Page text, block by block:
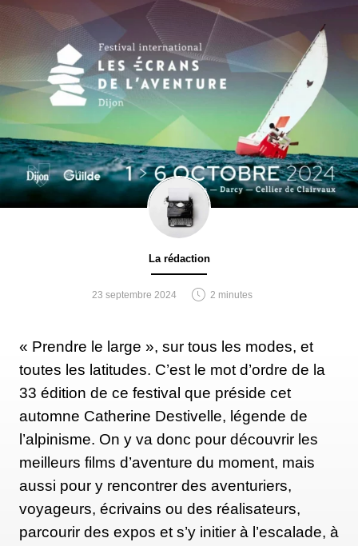
La rédaction
23 septembre 2024 2 minutes
« Prendre le large », sur tous les modes, et
toutes les latitudes. C’est le mot d’ordre de la
33 édition de ce festival que préside cet
automne Catherine Destivelle, légende de
l’alpinisme. On y va donc pour découvrir les
meilleurs films d’aventure du moment, mais
aussi pour y rencontrer des aventuriers,
voyageurs, écrivains ou des réalisateurs,
parcourir des expos et s’y initier à l’escalade, à